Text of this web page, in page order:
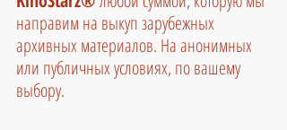
направим на выкуп зарубежных
архивных материалов. На анонимных
или публичных условиях, по вашему
выбору.